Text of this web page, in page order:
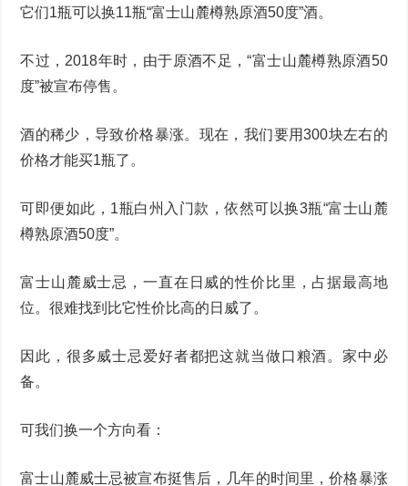
它们1瓶可以换11瓶“富士山麓樽熟原酒50度”酒。
不过，2018年时，由于原酒不足，“富士山麓樽熟原酒50
度”被宣布停售。
酒的稀少，导致价格暴涨。现在，我们要用300块左右的
价格才能买1瓶了。
可即便如此，1瓶白州入门款，依然可以换3瓶“富士山麓
樽熟原酒50度”。
富士山麓威士忌，一直在日威的性价比里，占据最高地
位。很难找到比它性价比高的日威了。
因此，很多威士忌爱好者都把这就当做口粮酒。家中必
备。
可我们换一个方向看：
富士山麓威士忌被宣布挺售后，几年的时间里，价格暴涨